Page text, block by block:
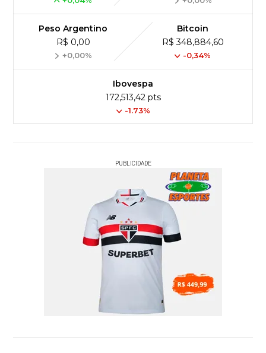
Peso Argentino
R$ 0,00
+0,00%
Bitcoin
R$ 348,884,60
-0,34%
Ibovespa
172,513,42 pts
-1.73%
PUBLICIDADE